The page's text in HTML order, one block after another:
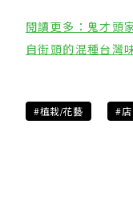
閱讀更多：鬼才頭
自街頭的混種台灣
#植栽/花藝 #